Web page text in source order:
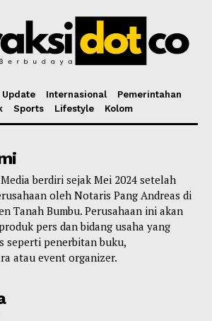
Update Internasional
Pemerintahan
Sports Lifestyle Kolom
berdiri sejak Mei 2024 setelah
oleh Notaris Pang Andreas di
Tanah Bumbu. Perusahaan ini akan
pers dan bidang usaha yang
seperti penerbitan buku,
atau event organizer.